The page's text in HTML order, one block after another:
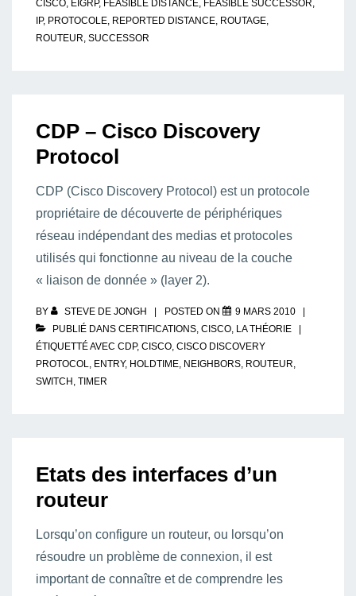
CISCO, EIGRP, FEASIBLE DISTANCE, FEASIBLE SUCCESSOR,
IP, PROTOCOLE, REPORTED DISTANCE, ROUTAGE,
ROUTEUR, SUCCESSOR
CDP – Cisco Discovery
Protocol
CDP (Cisco Discovery Protocol) est un protocole
propriétaire de découverte de périphériques
réseau indépendant des medias et protocoles
utilisés qui fonctionne au niveau de la couche
« liaison de donnée » (layer 2).
BY STEVE DE JONGH POSTED ON
9 MARS 2010
PUBLIÉ DANS CERTIFICATIONS, CISCO, LA THÉORIE
ÉTIQUETTÉ AVEC CDP, CISCO, CISCO DISCOVERY
PROTOCOL, ENTRY, HOLDTIME, NEIGHBORS, ROUTEUR,
SWITCH , TIMER
Etats des interfaces d’un
routeur
Lorsqu’on configure un routeur, ou lorsqu’on
résoudre un problème de connexion, il est
important de connaître et de comprendre les